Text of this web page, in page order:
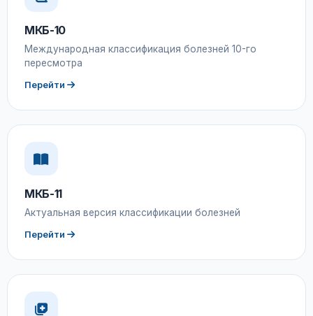
МКБ-10
Международная классификация болезней 10-го
пересмотра
Перейти
МКБ-11
Актуальная версия классификации болезней
Перейти